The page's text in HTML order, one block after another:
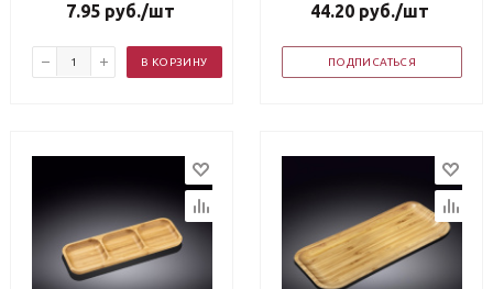
7.95руб./шт
В КОРЗИНУ
44.20 руб./шт
ПОДПИСАТЬСЯ